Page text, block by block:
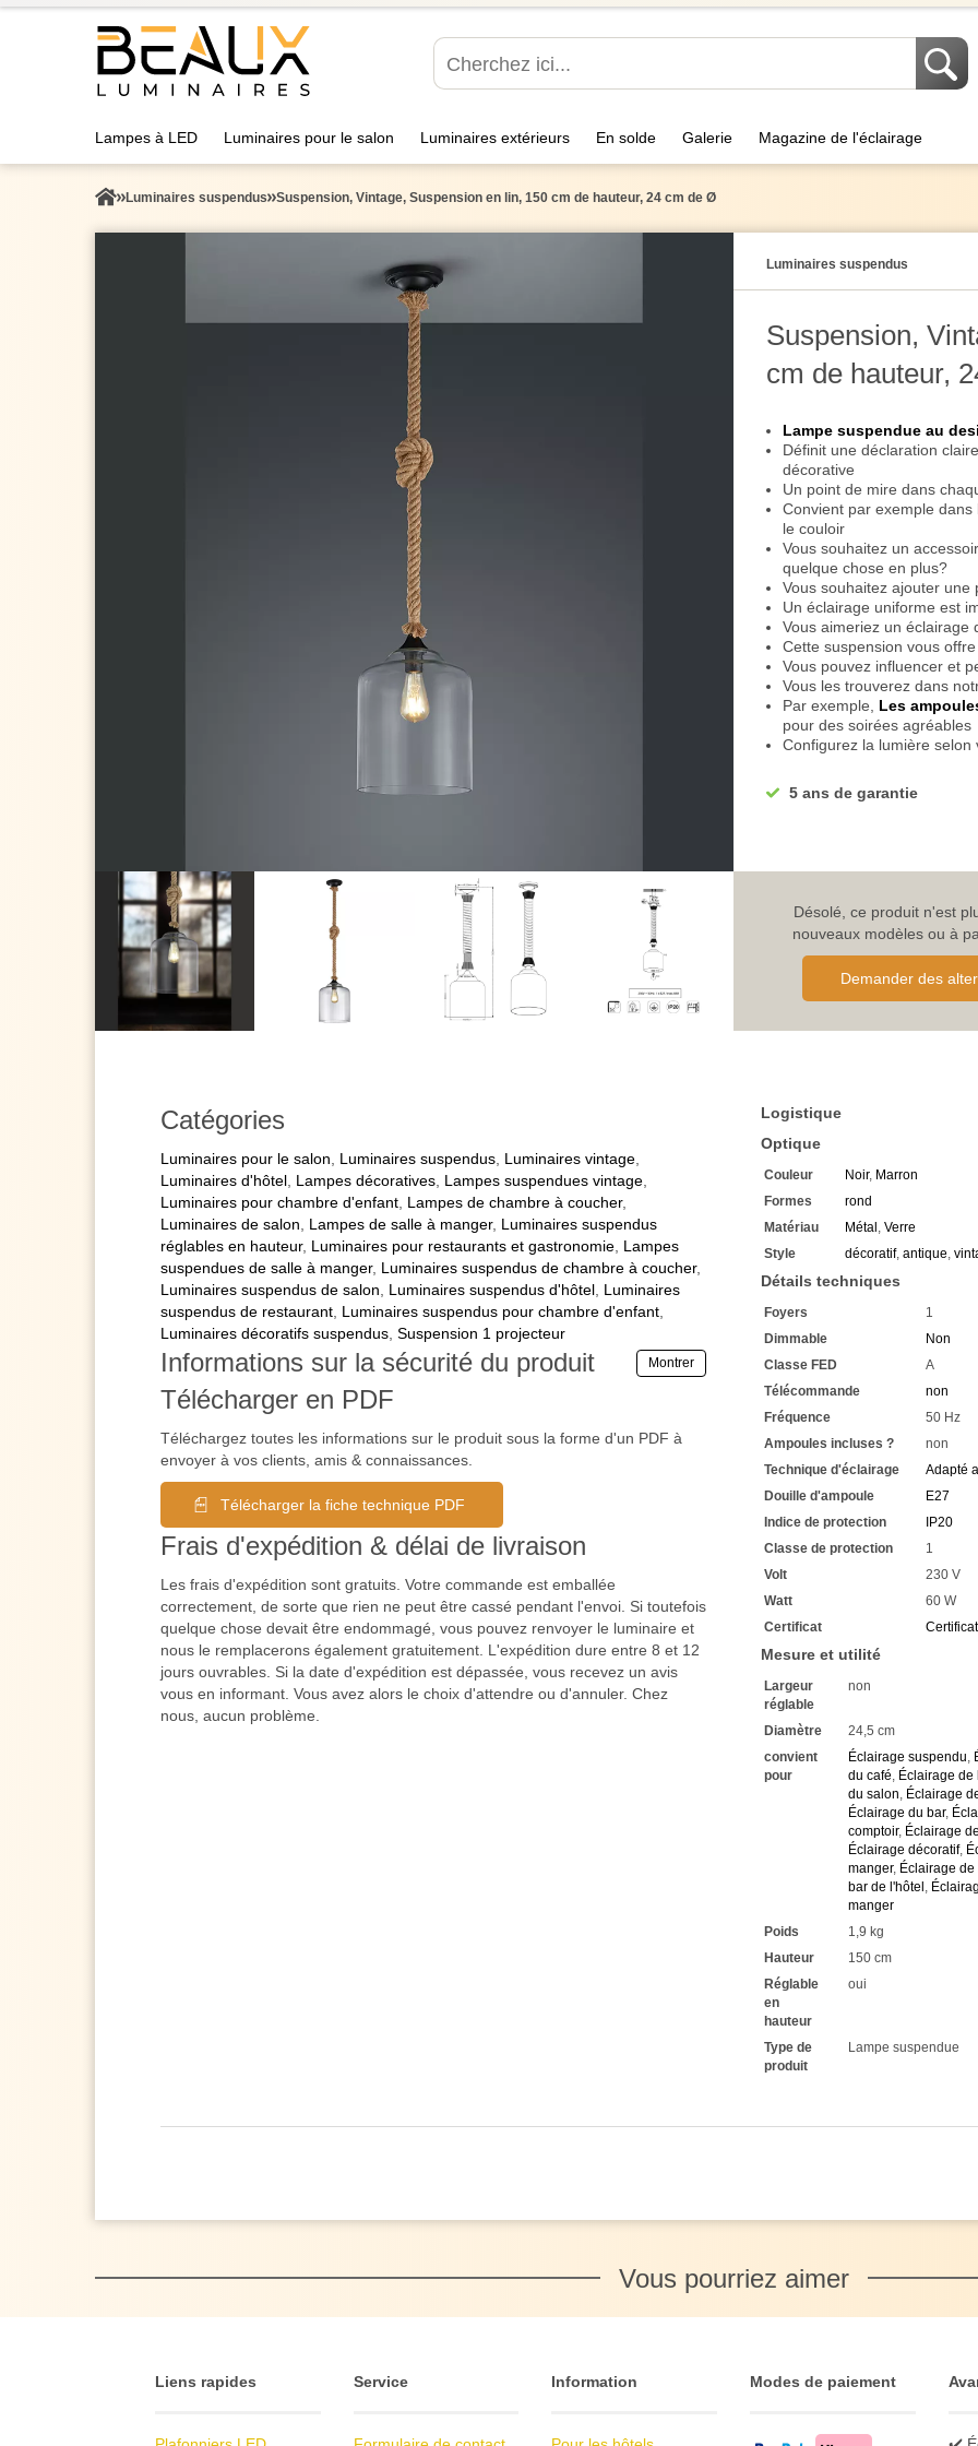
Lampes à LED Luminaires pour le salon Luminaires extérieurs En solde Galerie Magazine de l'éclairage
Luminaires suspendus Suspension, Vintage, Suspension en lin, 150 cm de hauteur, 24 cm de Ø
Luminaires suspendus
Suspension,
cm de hauteur,
Lampe suspendue au
Définit une déclaration
décorative
Un point de mire dans
Convient par exemple
le couloir
Vous souhaitez un
quelque chose en plus?
Vous souhaitez ajouter
Un éclairage uniforme est
Vous aimeriez un éclairage
Cette suspension vous
Vous pouvez influencer et
Vous les trouverez dans
Par exemple, Les
pour des soirées agréables
Configurez la lumière selon
le sentiment de satisfaction
Unique grâce à la
Couleur naturelle pour un
Fixée au plafond par un
Légèrement bombé vers
Le corps est fabriqué en
Finition en noir
Avec une hauteur allant
La douille d'ampoule E27 a
Cette lampe convient pour
Une ampoule est
Économisez chaque jour
technologie LED
L'ampoule LED vous
Montage facile au plafond -
Vous avez chez nous une
Si vous avez des
Renseignez-vous sur les
Nous attendons vos
5 ans de garantie
Désolé, ce produit n'est
nouveaux modèles ou à
Demander des
Catégories
Luminaires pour le salon, Luminaires suspendus, Luminaires vintage,
Luminaires d'hôtel, Lampes décoratives, Lampes suspendues vintage,
Luminaires pour chambre d'enfant, Lampes de chambre à coucher,
Luminaires de salon, Lampes de salle à manger, Luminaires suspendus
réglables en hauteur, Luminaires pour restaurants et gastronomie, Lampes
suspendues de salle à manger, Luminaires suspendus de chambre à coucher,
Luminaires suspendus de salon, Luminaires suspendus d'hôtel, Luminaires
suspendus de restaurant, Luminaires suspendus pour chambre d'enfant,
Luminaires décoratifs suspendus, Suspension 1 projecteur
Informations sur la sécurité du produit Montrer
Télécharger en PDF
Téléchargez toutes les informations sur le produit sous la forme d'un PDF à
envoyer à vos clients, amis & connaissances.
Télécharger la fiche technique PDF
Frais d'expédition & délai de livraison
Les frais d'expédition sont gratuits. Votre commande est emballée
correctement, de sorte que rien ne peut être cassé pendant l'envoi. Si toutefois
quelque chose devait être endommagé, vous pouvez renvoyer le luminaire et
nous le remplacerons également gratuitement. L'expédition dure entre 8 et 12
jours ouvrables. Si la date d'expédition est dépassée, vous recevez un avis
vous en informant. Vous avez alors le choix d'attendre ou d'annuler. Chez
nous, aucun problème.
Logistique
Optique
Couleur Noir, Marron
Formes
rond
Matériau
Métal , Verre
Style
décoratif, antique,
Détails techniques
Foyers
1
Dimmable
Non
Classe FED
A
Télécommande
non
Fréquence
50 Hz
Ampoules incluses ?
non
Technique d'éclairage
Adapté
Douille d'ampoule
E27
Indice de protection
IP20
Classe de protection
1
Volt
230 V
Watt
60 W
Certificat
Mesure et utilité
Largeur
réglable
non
Diamètre
24,5 cm
convient
pour
Éclairage suspendu,
du café, Éclairage de
du salon, Éclairage
Éclairage du bar,
comptoir, Éclairage
Éclairage décoratif,
manger, Éclairage
bar de l'hôtel ,
manger
Poids
1,9 kg
Hauteur
150 cm
Réglable
en
hauteur
oui
Type de
produit
Lampe suspendue
Vous pourriez aimer
Liens rapides Service Information Modes de paiement